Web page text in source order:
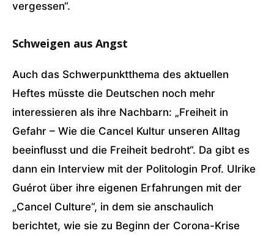
vergessen“.
Schweigen aus Angst
Auch das Schwerpunktthema des aktuellen
Heftes müsste die Deutschen noch mehr
interessieren als ihre Nachbarn: „Freiheit in
Gefahr – Wie die Cancel Kultur unseren Alltag
beeinflusst und die Freiheit bedroht“. Da gibt es
dann ein Interview mit der Politologin Prof. Ulrike
Guérot über ihre eigenen Erfahrungen mit der
„Cancel Culture“, in dem sie anschaulich
berichtet, wie sie zu Beginn der Corona-Krise